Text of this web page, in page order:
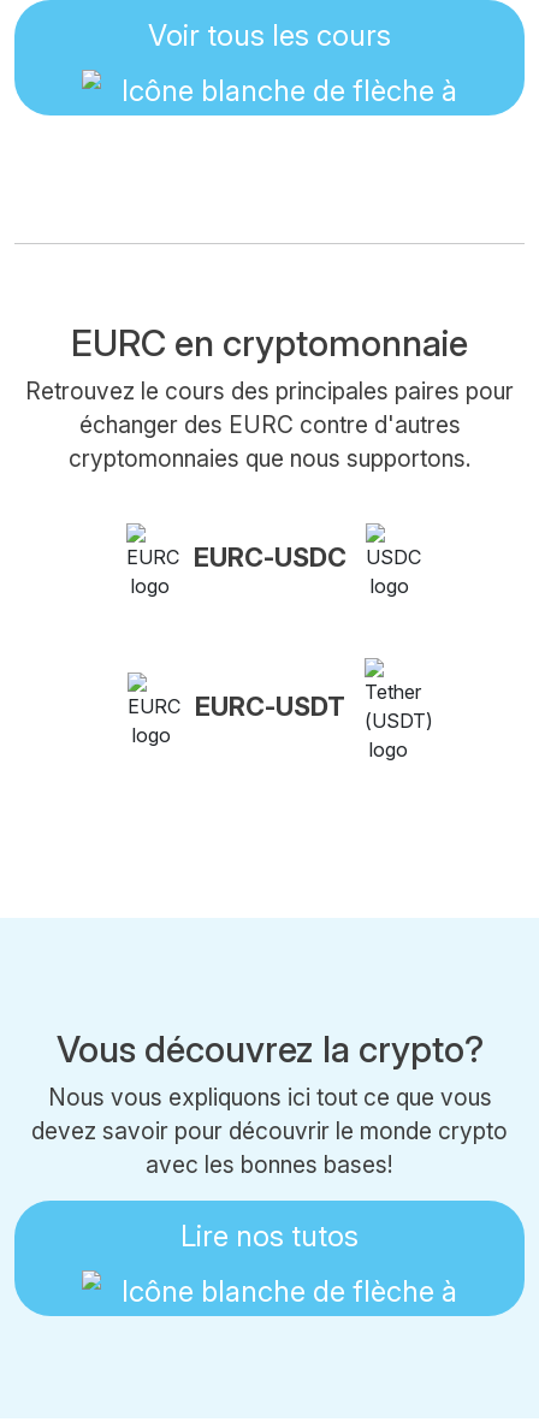
Voir tous les cours
EURC en cryptomonnaie
Retrouvez le cours des principales paires pour
échanger des EURC contre d'autres
cryptomonnaies que nous supportons.
EURC-USDC
EURC-USDT
Vous découvrez la crypto?
Nous vous expliquons ici tout ce que vous
devez savoir pour découvrir le monde crypto
avec les bonnes bases!
Lire nos tutos